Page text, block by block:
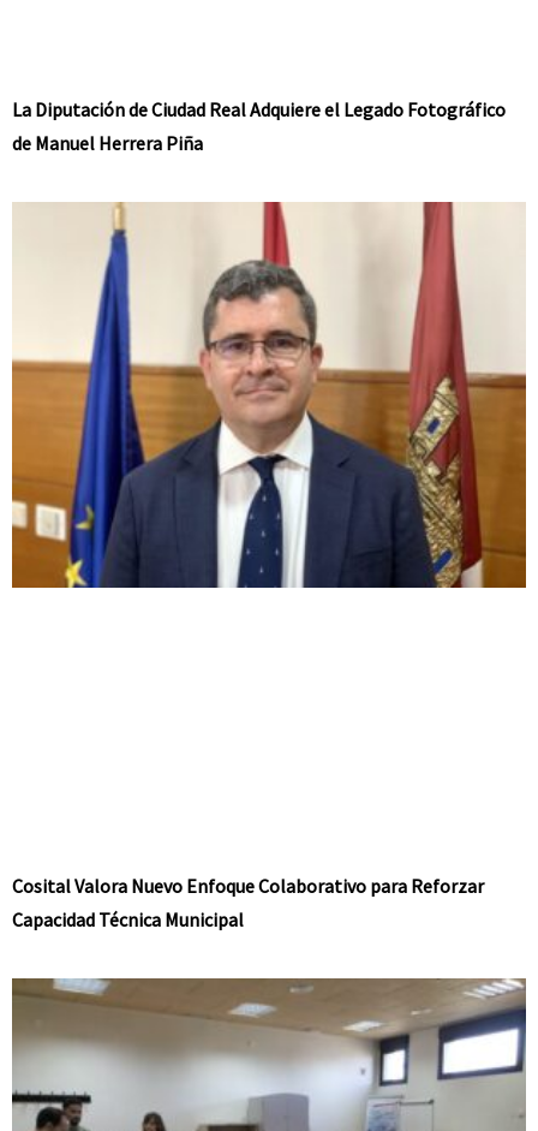
La Diputación de Ciudad Real Adquiere el Legado Fotográfico
de Manuel Herrera Piña
Cosital Valora Nuevo Enfoque Colaborativo para Reforzar
Capacidad Técnica Municipal